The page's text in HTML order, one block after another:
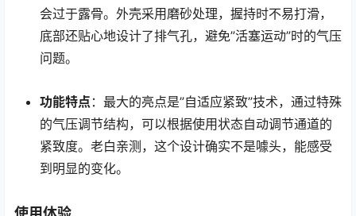
会过于露骨。外壳采用磨砂处理，握持时不易打滑，
底部还贴心地设计了排气孔，避免”活塞运动”时的气压
问题。
功能特点 ：最大的亮点是”自适应紧致”技术，通过特殊
的气压调节结构，可以根据使用状态自动调节通道的
紧致度。老白亲测，这个设计确实不是噱头，能感受
到明显的变化。